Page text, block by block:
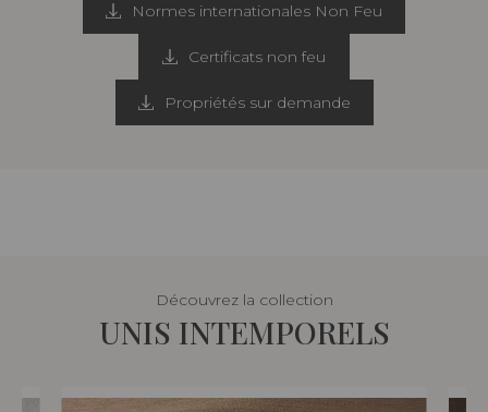
Normes internationales Non Feu
Certificats non feu
Propriétés sur demande
Découvrez la collection
UNIS INTEMPORELS